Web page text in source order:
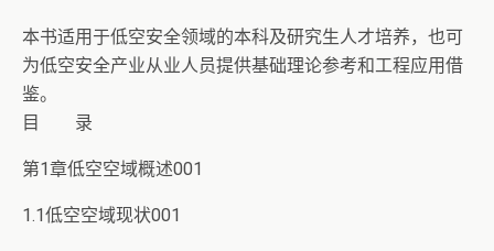
本书适用于低空安全领域的本科及研究生人才培养，也可
为低空安全产业从业人员提供基础理论参考和工程应用借
鉴。
目 录
第1章低空空域概述001
1.1低空空域现状001